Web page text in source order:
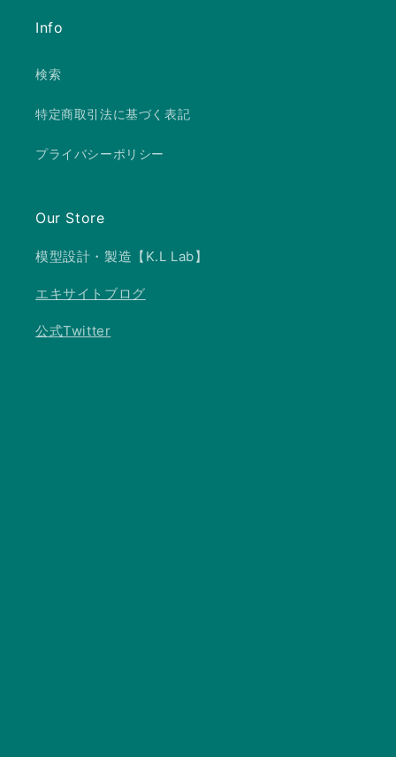
Info
検索
特定商取引法に基づく表記
プライバシーポリシー
Our Store
模型設計・製造【K.L Lab】
エキサイトブログ
公式Twitter